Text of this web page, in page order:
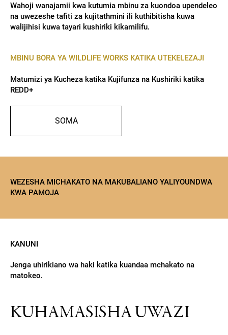
Wahoji wanajamii kwa kutumia mbinu za kuondoa upendeleo
na uwezeshe tafiti za kujitathmini ili kuthibitisha kuwa
walijihisi kuwa tayari kushiriki kikamilifu.
MBINU BORA YA WILDLIFE WORKS KATIKA UTEKELEZAJI
Matumizi ya Kucheza katika Kujifunza na Kushiriki katika
REDD+
SOMA
WEZESHA MICHAKATO NA MAKUBALIANO YALIYOUNDWA
KWA PAMOJA
KANUNI
Jenga uhirikiano wa haki katika kuandaa mchakato na
matokeo.
KUHAMASISHA UWAZI